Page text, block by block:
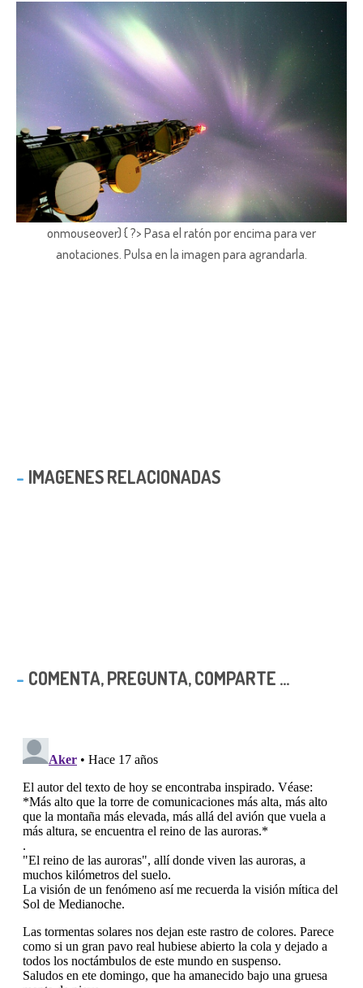
onmouseover) { ?> Pasa el ratón por encima para ver
anotaciones. Pulsa en la imagen para agrandarla.
IMAGENES RELACIONADAS
COMENTA, PREGUNTA, COMPARTE ...